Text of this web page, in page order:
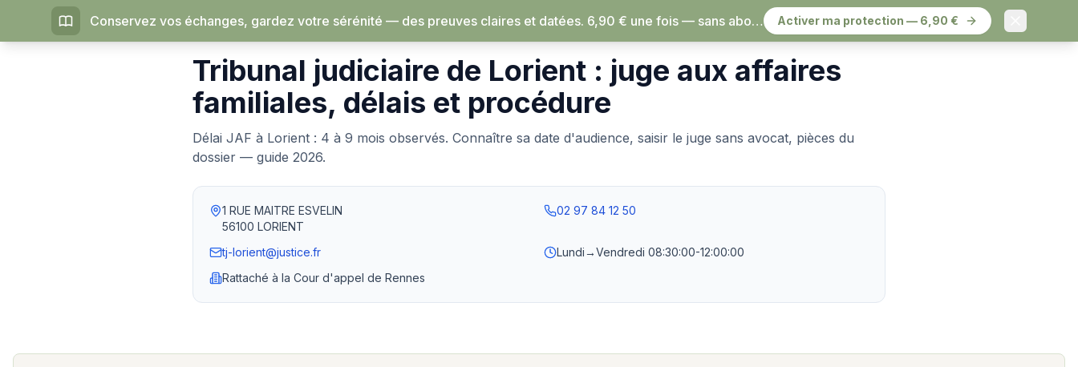
Conservez vos échanges, gardez votre sérénité — des preuves claires et datées. 6,90 € une fois — sans abonnement, rien à résilier. Activer ma protection — 6,90 €
Accueil › Tribunaux judiciaires › Lorient
Tribunal judiciaire de Lorient : juge aux affaires
familiales, délais et procédure
Délai JAF à Lorient : 4 à 9 mois observés. Connaître sa date d'audience, saisir le juge sans avocat, pièces du
dossier — guide 2026.
1 RUE MAITRE ESVELIN
56100 LORIENT
02 97 84 12 50
tj-lorient@justice.fr Lundi→Vendredi 08:30:00-12:00:00
Rattaché à la Cour d'appel de Rennes